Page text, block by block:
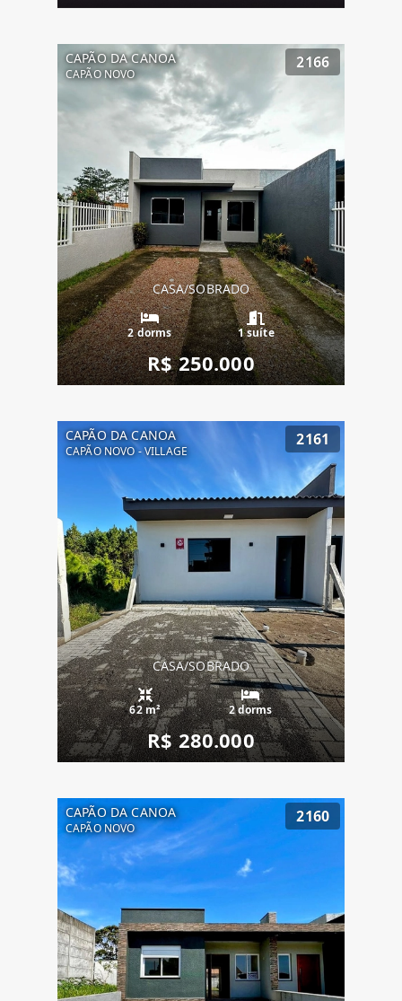
CAPÃO DA CANOA
CAPÃO NOVO
2166
CASA/SOBRADO
2 dorms 1 suíte
R$ 250.000
CAPÃO DA CANOA
CAPÃO NOVO - VILLAGE
2161
CASA/SOBRADO
62 m² 2 dorms
R$ 280.000
CAPÃO DA CANOA
CAPÃO NOVO
2160